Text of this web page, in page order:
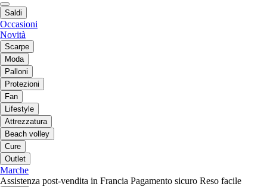
Saldi
Occasioni
Novità
Scarpe
Moda
Palloni
Protezioni
Fan
Lifestyle
Attrezzatura
Beach volley
Cure
Outlet
Marche
Assistenza post-vendita in Francia Pagamento sicuro Reso facile